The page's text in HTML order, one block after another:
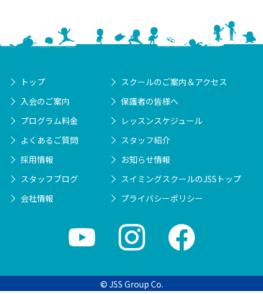
トップ
スクールのご案内＆アクセス
入会のご案内
保護者の皆様へ
プログラム料金
レッスンスケジュール
よくあるご質問
スタッフ紹介
採用情報
お知らせ情報
スタッフブログ
スイミングスクールのJSSトップ
会社情報
プライバシーポリシー
© JSS Group Co.